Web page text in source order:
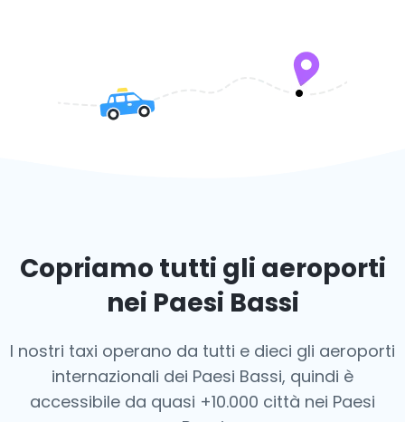
Copriamo tutti gli aeroporti
nei Paesi Bassi
I nostri taxi operano da tutti e dieci gli aeroporti
internazionali dei Paesi Bassi, quindi è
accessibile da quasi +10.000 città nei Paesi